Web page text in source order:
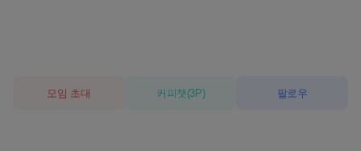
모임 초대 커피챗 (3P) 팔로우